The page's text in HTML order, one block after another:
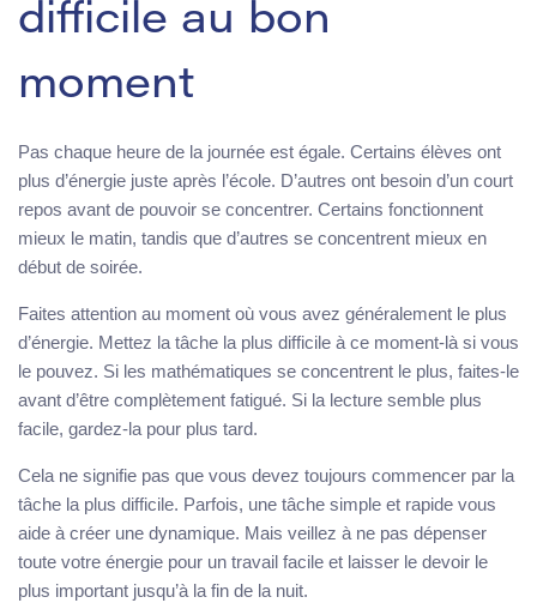
difficile au bon
moment
Pas chaque heure de la journée est égale. Certains élèves ont
plus d’énergie juste après l’école. D’autres ont besoin d’un court
repos avant de pouvoir se concentrer. Certains fonctionnent
mieux le matin, tandis que d’autres se concentrent mieux en
début de soirée.
Faites attention au moment où vous avez généralement le plus
d’énergie. Mettez la tâche la plus difficile à ce moment-là si vous
le pouvez. Si les mathématiques se concentrent le plus, faites-le
avant d’être complètement fatigué. Si la lecture semble plus
facile, gardez-la pour plus tard.
Cela ne signifie pas que vous devez toujours commencer par la
tâche la plus difficile. Parfois, une tâche simple et rapide vous
aide à créer une dynamique. Mais veillez à ne pas dépenser
toute votre énergie pour un travail facile et laisser le devoir le
plus important jusqu’à la fin de la nuit.